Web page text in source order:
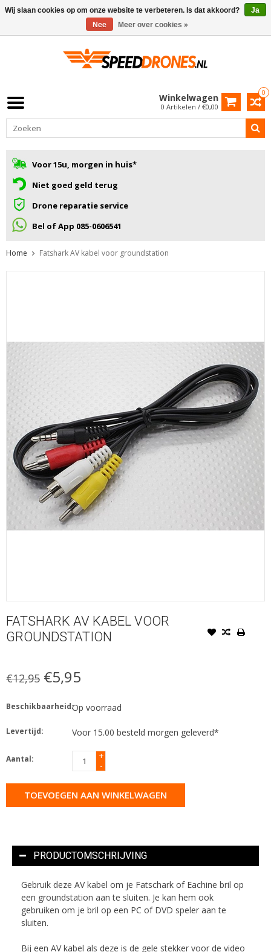
0
Winkelwagen
0 Artikelen / €0,00
Voor 15u, morgen in huis*
Niet goed geld terug
Drone reparatie service
Bel of App 085-0606541
Home Fatshark AV kabel voor groundstation
FATSHARK AV KABEL VOOR
GROUNDSTATION
€12,95 €5,95
Beschikbaarheid:Op voorraad
Levertijd: Voor 15.00 besteld morgen geleverd*
Aantal:
+
-
TOEVOEGEN AAN WINKELWAGEN
PRODUCTOMSCHRIJVING
Gebruik deze AV kabel om je Fatschark of Eachine bril op
een groundstation aan te sluiten. Je kan hem ook
gebruiken om je bril op een PC of DVD speler aan te
sluiten.
Bij een AV kabel als deze is de gele stekker voor de video
Wij slaan cookies op om onze website te verbeteren. Is dat akkoord?
Ja
Nee
Meer over cookies »